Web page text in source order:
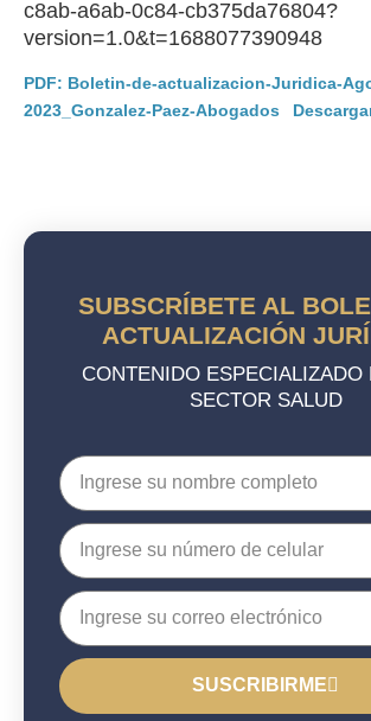
c8ab-a6ab-0c84-cb375da76804?
version=1.0&t=1688077390948
PDF: Boletin-de-actualizacion-Juridica-
2023_Gonzalez-Paez-Abogados
SUBSCRÍBETE AL
ACTUALIZACIÓN
CONTENIDO ESPECIALIZADO
SECTOR SALUD
SUSCRIBIRME